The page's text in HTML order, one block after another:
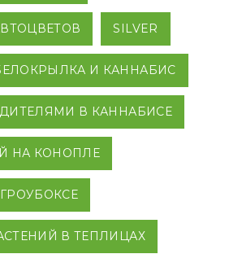
SILVER
И КАННАБИС
В КАННАБИСЕ
НА КОНОПЛЕ
В ТЕПЛИЦАХ